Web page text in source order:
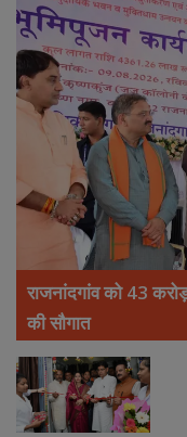
राजनांदगांव को 43
की सौगात